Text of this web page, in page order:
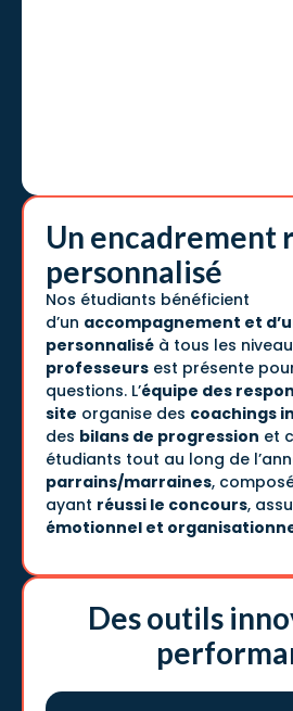
Un encadrement
personnalisé
Nos étudiants bénéficient
d’un accompagnement et
personnalisé à tous les
professeurs est présente
questions. L’équipe des
site organise des coachings
des bilans de progression et
étudiants tout au long de
parrains/marraines,
ayant réussi le concours,
émotionnel et
Des outils